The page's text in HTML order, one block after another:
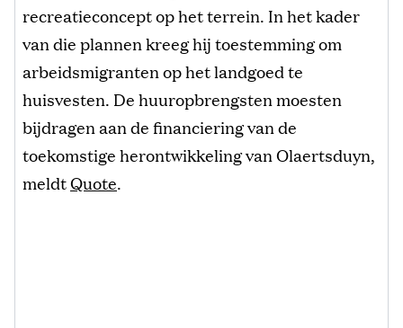
recreatieconcept op het terrein. In het kader
van die plannen kreeg hij toestemming om
arbeidsmigranten op het landgoed te
huisvesten. De huuropbrengsten moesten
bijdragen aan de financiering van de
toekomstige herontwikkeling van Olaertsduyn,
meldtQuote.